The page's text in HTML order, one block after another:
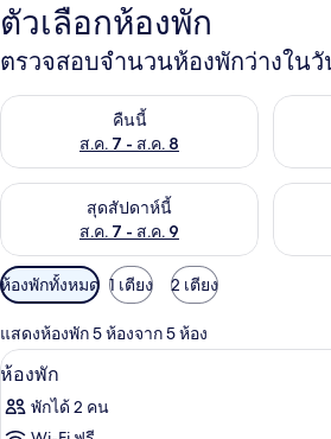
ตัวเลือกห้องพัก
ตรวจสอบจำนวนห้องพักว่างใน
คืนนี้
ส.ค. 7 - ส.ค. 8
ตรวจสอบจำนวนห้องพักว่างในคืนนี้ ส.ค.
ตรวจ
สุดสัปดาห์นี้
ส.ค. 7 - ส.ค. 9
ตรวจสอบจำนวนห้องพักว่างในสุดสัปดาห์
ตรวจ
ตัว
กรอง
ที่
มี
ให้
สำหรับ
ห้องพักทั้งหมด 1 เตียง 2 เตียง
แสดงห้องพัก 5 ห้องจาก 5 ห้อง
เปิด
ภาพถ่าย
ตู้นิรภัย
4
ห้องพัก
พักได้ 2 คน